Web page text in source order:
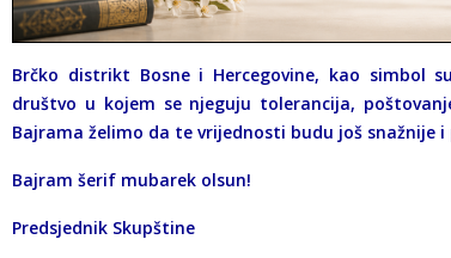
Brčko distrikt Bosne i Hercegovine, kao simbol
društvo u kojem se njeguju tolerancija,
Bajrama želimo da te vrijednosti budu još snažnije
Bajram šerif mubarek olsun!
Predsjednik Skupštine